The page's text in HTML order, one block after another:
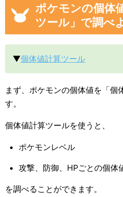
ポケモンの個体
ツール」で調べ
▼個体値計算ツール
まず、ポケモンの個体値を「個
す。
個体値計算ツールを使うと、
ポケモンレベル
攻撃、防御、HPごとの個体
を調べることができます。